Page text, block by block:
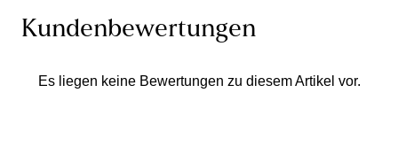
Kundenbewertungen
Es liegen keine Bewertungen zu diesem Artikel vor.